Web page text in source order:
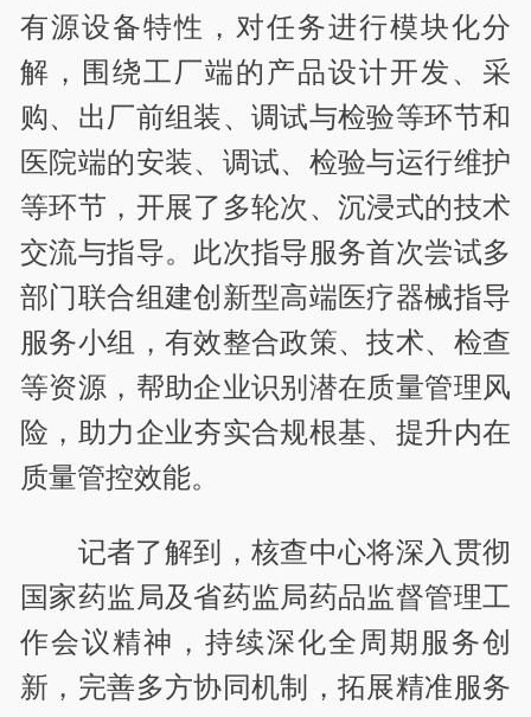
有源设备特性，对任务进行模块化分
解，围绕工厂端的产品设计开发、采
购、出厂前组装、调试与检验等环节和
医院端的安装、调试、检验与运行维护
等环节，开展了多轮次、沉浸式的技术
交流与指导。此次指导服务首次尝试多
部门联合组建创新型高端医疗器械指导
服务小组，有效整合政策、技术、检查
等资源，帮助企业识别潜在质量管理风
险，助力企业夯实合规根基、提升内在
质量管控效能。
记者了解到，核查中心将深入贯彻
国家药监局及省药监局药品监督管理工
作会议精神，持续深化全周期服务创
新，完善多方协同机制，拓展精准服务